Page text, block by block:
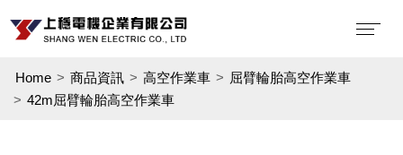
Home 商品資訊 高空作業車
屈臂輪胎高空作業車
42m屈臂輪胎高空作業車